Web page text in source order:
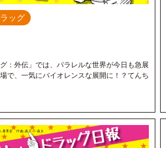
ッグ
：外伝」では、パラレルな世界が今日も急展
で、一気にバイオレンスな展開に！？てんち